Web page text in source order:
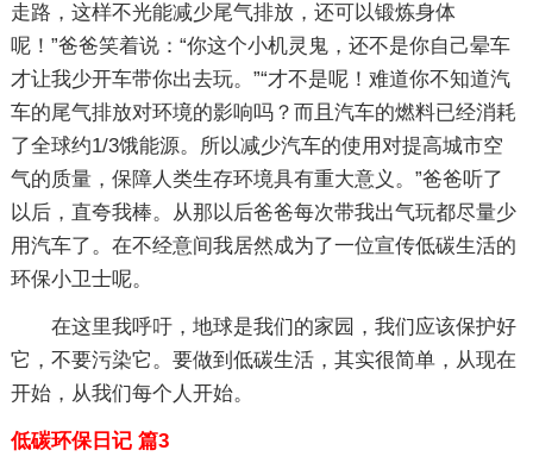
走路，这样不光能减少尾气排放，还可以锻炼身体
呢！”爸爸笑着说：“你这个小机灵鬼，还不是你自己晕车
才让我少开车带你出去玩。”“才不是呢！难道你不知道汽
车的尾气排放对环境的影响吗？而且汽车的燃料已经消耗
了全球约1/3饿能源。所以减少汽车的使用对提高城市空
气的质量，保障人类生存环境具有重大意义。”爸爸听了
以后，直夸我棒。从那以后爸爸每次带我出气玩都尽量少
用汽车了。在不经意间我居然成为了一位宣传低碳生活的
环保小卫士呢。
在这里我呼吁，地球是我们的家园，我们应该保护好
它，不要污染它。要做到低碳生活，其实很简单，从现在
开始，从我们每个人开始。
低碳环保日记 篇3